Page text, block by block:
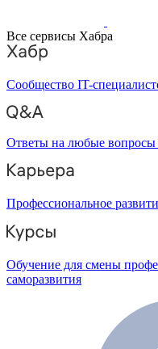
Все сервисы Хабра
Сообщество IT-
Ответы на любые вопросы
Профессиональное
Обучение для смены
саморазвития